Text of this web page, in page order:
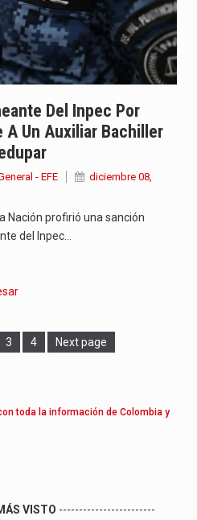
Del Inpec Por
A Un Auxiliar Bachiller
- EFE
diciembre 08,
Nación profirió una sanción
del Inpec…
Page
3 Page
4 Next page
toda la información de Colombia y
VISTO ------------------------